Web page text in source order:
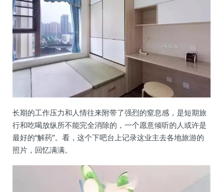
长期的工作压力和人情往来附带了强烈的窒息感，是短期旅
行和吃喝放纵所不能完全消除的，一个愿意倾听的人或许是
最好的“解药”。看，这个下吧台上记录这业主去各地旅游的
照片，回忆满满。